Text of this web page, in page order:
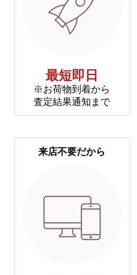
最短即日
※お荷物到着から
査定結果通知まで
来店不要だから